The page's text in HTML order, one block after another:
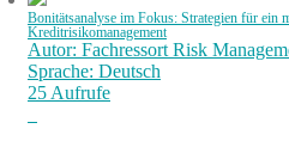
Bonitätsanalyse im Fokus: Strategien für ein
Kreditrisikomanagement
Autor: Fachressort Risk
Sprache: Deutsch
25 Aufrufe